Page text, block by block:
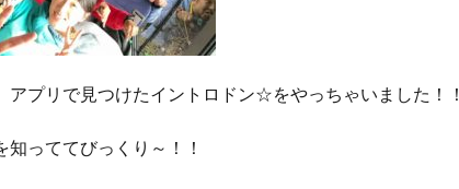
アプリで見つけたイントロドン☆をやっちゃいました！！
知っててびっくり～！！